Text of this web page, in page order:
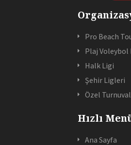
Pro Beach
Plaj Voleybol
Halk Ligi
Şehir Ligleri
Özel
Hızlı
Ana Sayfa